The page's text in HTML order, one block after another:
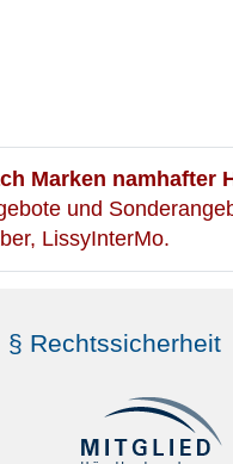
Marken namhafter
und
LissyInterMo.
§ Rechtssicherheit